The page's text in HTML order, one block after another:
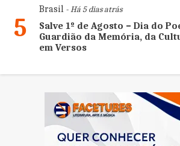
5
Brasil- Há 5 dias atrás
Salve 1º de Agosto – Dia do
Guardião da Memória, da
em Versos